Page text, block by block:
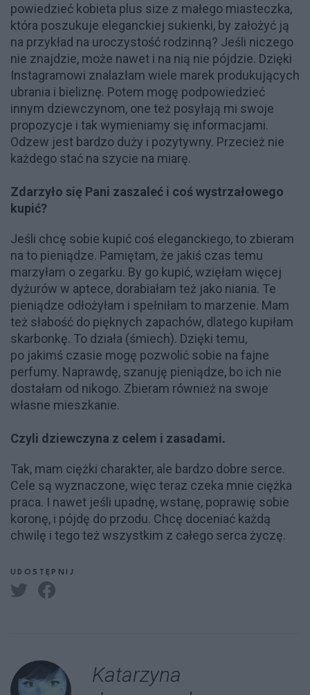
powiedzieć kobieta plus size z małego miasteczka,
która poszukuje eleganckiej sukienki, by założyć ją
na przykład na uroczystość rodzinną? Jeśli niczego
nie znajdzie, może nawet i na nią nie pójdzie. Dzięki
Instagramowi znalazłam wiele marek produkujących
ubrania i bieliznę. Potem mogę podpowiedzieć
innym dziewczynom, one też posyłają mi swoje
propozycje i tak wymieniamy się informacjami.
Odzew jest bardzo duży i pozytywny. Przecież nie
każdego stać na szycie na miarę.
Zdarzyło się Pani zaszaleć i coś wystrzałowego
kupić?
Jeśli chcę sobie kupić coś eleganckiego, to zbieram
na to pieniądze. Pamiętam, że jakiś czas temu
marzyłam o zegarku. By go kupić, wzięłam więcej
dyżurów w aptece, dorabiałam też jako niania. Te
pieniądze odłożyłam i spełniłam to marzenie. Mam
też słabość do pięknych zapachów, dlatego kupiłam
skarbonkę. To działa (śmiech). Dzięki temu,
po jakimś czasie mogę pozwolić sobie na fajne
perfumy. Naprawdę, szanuję pieniądze, bo ich nie
dostałam od nikogo. Zbieram również na swoje
własne mieszkanie.
Czyli dziewczyna z celem i zasadami.
Tak, mam ciężki charakter, ale bardzo dobre serce.
Cele są wyznaczone, więc teraz czeka mnie ciężka
praca. I nawet jeśli upadnę, wstanę, poprawię sobie
koronę, i pójdę do przodu. Chcę doceniać każdą
chwilę i tego też wszystkim z całego serca życzę.
UDOSTĘPNIJ
Katarzyna